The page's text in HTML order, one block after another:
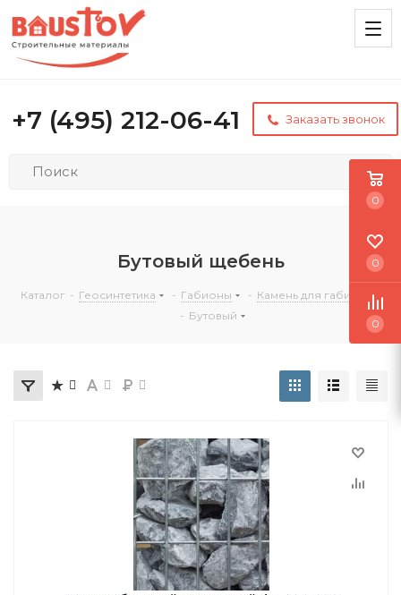
+7 (495) 212-06-41 Заказать звонок
Бутовый щебень
Каталог - Геосинтетика - Габионы - Камень для габионов
- Бутовый
0
0
0